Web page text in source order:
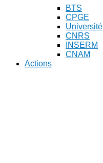
BTS
CPGE
Université
CNRS
INSERM
CNAM
Actions